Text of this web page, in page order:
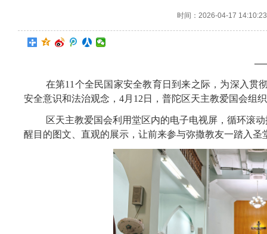
时间：2026-04-17
——
在第11个全民国家安全教育日到来之际，为深入贯
安全意识和法治观念，4月12日，普陀区天主教爱国会组
区天主教爱国会利用堂区内的电子电视屏，循环滚
醒目的图文、直观的展示，让前来参与弥撒教友一踏入